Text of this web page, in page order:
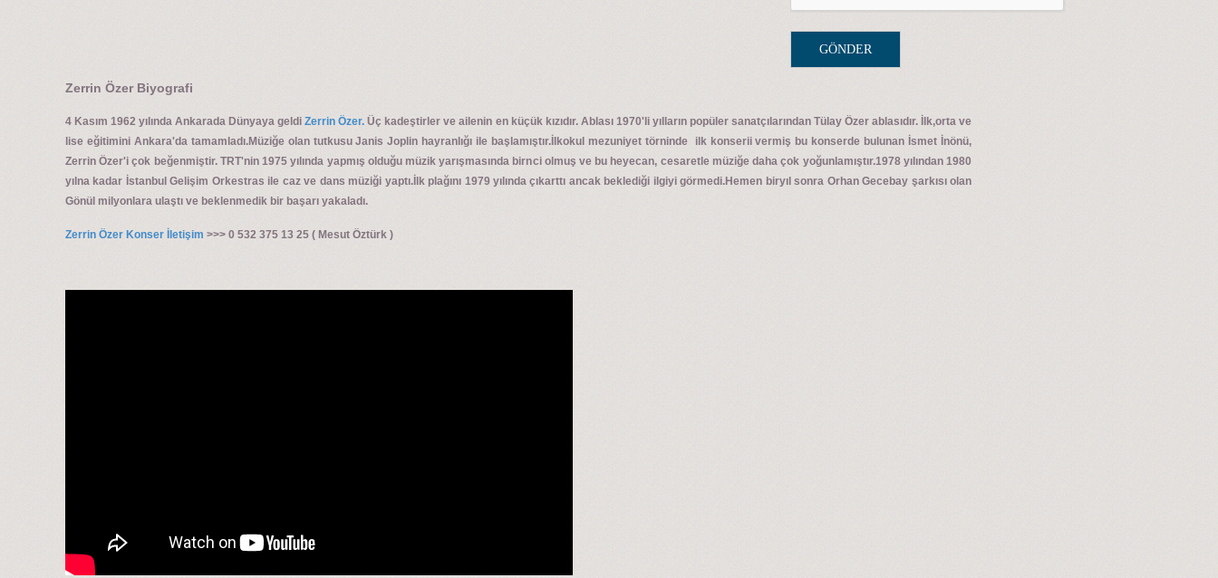
Zerrin Özer Biyografi
4 Kasım 1962 yılında Ankarada Dünyaya geldiZerrin Özer. Üç kadeştirler ve ailenin en küçük kızıdır. Ablası 1970'li yılların popüler sanatçılarından Tülay Özer ablasıdır. İlk,orta ve
lise eğitimini Ankara'da tamamladı.Müziğe olan tutkusu Janis Joplin hayranlığı ile başlamıştır.İlkokul mezuniyet törninde ilk konserii vermiş bu konserde bulunan İsmet İnönü,
Zerrin Özer'i çok beğenmiştir. TRT'nin 1975 yılında yapmış olduğu müzik yarışmasında birnci olmuş ve bu heyecan, cesaretle müziğe daha çok yoğunlamıştır.1978 yılından 1980
yılna kadar İstanbul Gelişim Orkestras ile caz ve dans müziği yaptı.İlk plağını 1979 yılında çıkarttı ancak beklediği ilgiyi görmedi.Hemen biryıl sonra Orhan Gecebay şarkısı olan
Gönül milyonlara ulaştı ve beklenmedik bir başarı yakaladı.
Zerrin Özer Konser İletişim >>> 0 532 375 13 25 ( Mesut Öztürk )